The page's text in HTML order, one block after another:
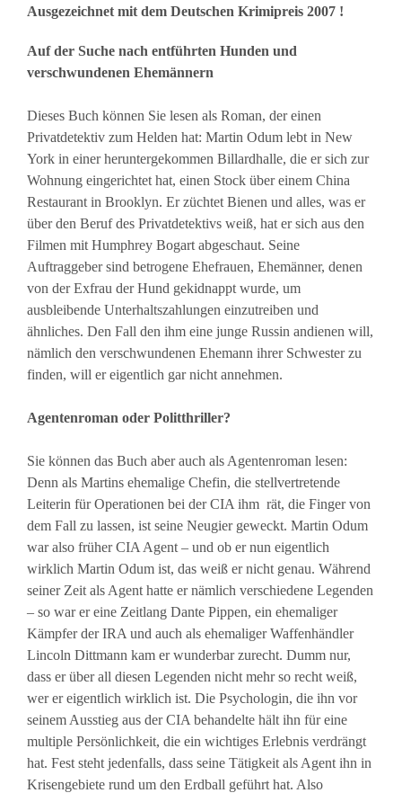
Ausgezeichnet mit dem Deutschen Krimipreis 2007 !
Auf der Suche nach entführten Hunden und
verschwundenen Ehemännern
Dieses Buch können Sie lesen als Roman, der einen
Privatdetektiv zum Helden hat: Martin Odum lebt in New
York in einer heruntergekommen Billardhalle, die er sich zur
Wohnung eingerichtet hat, einen Stock über einem China
Restaurant in Brooklyn. Er züchtet Bienen und alles, was er
über den Beruf des Privatdetektivs weiß, hat er sich aus den
Filmen mit Humphrey Bogart abgeschaut. Seine
Auftraggeber sind betrogene Ehefrauen, Ehemänner, denen
von der Exfrau der Hund gekidnappt wurde, um
ausbleibende Unterhaltszahlungen einzutreiben und
ähnliches. Den Fall den ihm eine junge Russin andienen will,
nämlich den verschwundenen Ehemann ihrer Schwester zu
finden, will er eigentlich gar nicht annehmen.
Agentenroman oder Politthriller?
Sie können das Buch aber auch als Agentenroman lesen:
Denn als Martins ehemalige Chefin, die stellvertretende
Leiterin für Operationen bei der CIA ihm rät, die Finger von
dem Fall zu lassen, ist seine Neugier geweckt. Martin Odum
war also früher CIA Agent – und ob er nun eigentlich
wirklich Martin Odum ist, das weiß er nicht genau. Während
seiner Zeit als Agent hatte er nämlich verschiedene Legenden
– so war er eine Zeitlang Dante Pippen, ein ehemaliger
Kämpfer der IRA und auch als ehemaliger Waffenhändler
Lincoln Dittmann kam er wunderbar zurecht. Dumm nur,
dass er über all diesen Legenden nicht mehr so recht weiß,
wer er eigentlich wirklich ist. Die Psychologin, die ihn vor
seinem Ausstieg aus der CIA behandelte hält ihn für eine
multiple Persönlichkeit, die ein wichtiges Erlebnis verdrängt
hat. Fest steht jedenfalls, dass seine Tätigkeit als Agent ihn in
Krisengebiete rund um den Erdball geführt hat. Also